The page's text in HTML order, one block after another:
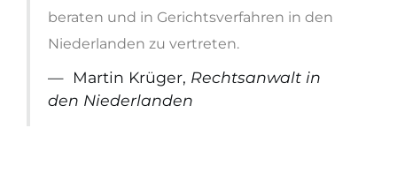
beraten und in Gerichtsverfahren in den
Niederlanden zu vertreten.
Martin Krüger, Rechtsanwalt in
den Niederlanden